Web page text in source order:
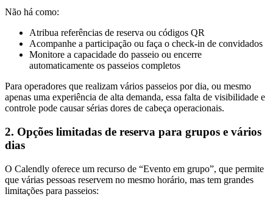
Não há como:
Atribua referências de reserva ou códigos QR
Acompanhe a participação ou faça o check-in de convidados
Monitore a capacidade do passeio ou encerre
automaticamente os passeios completos
Para operadores que realizam vários passeios por dia, ou mesmo
apenas uma experiência de alta demanda, essa falta de visibilidade e
controle pode causar sérias dores de cabeça operacionais.
2. Opções limitadas de reserva para grupos e vários
dias
O Calendly oferece um recurso de “Evento em grupo”, que permite
que várias pessoas reservem no mesmo horário, mas tem grandes
limitações para passeios: